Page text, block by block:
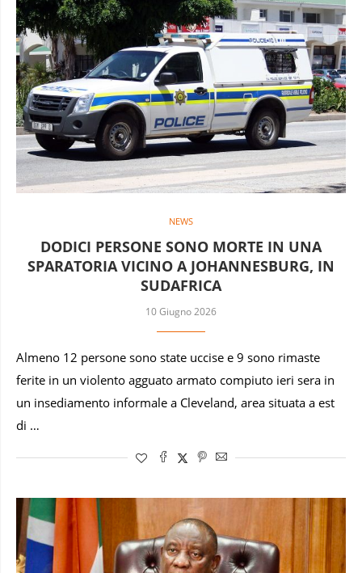
NEWS
DODICI PERSONE SONO MORTE IN UNA
SPARATORIA VICINO A JOHANNESBURG, IN
SUDAFRICA
10 Giugno 2026
Almeno 12 persone sono state uccise e 9 sono rimaste
ferite in un violento agguato armato compiuto ieri sera in
un insediamento informale a Cleveland, area situata a est
di …